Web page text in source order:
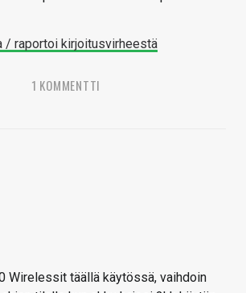
/ raportoi kirjoitusvirheestä
1 KOMMENTTI
Wirelessit täällä käytössä, vaihdoin